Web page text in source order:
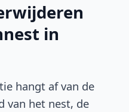
in
hangt af van de
van het nest, de